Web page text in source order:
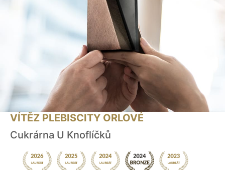
VÍTĚZ PLEBISCITY ORLOVÉ
Cukrárna U Knoflíčků